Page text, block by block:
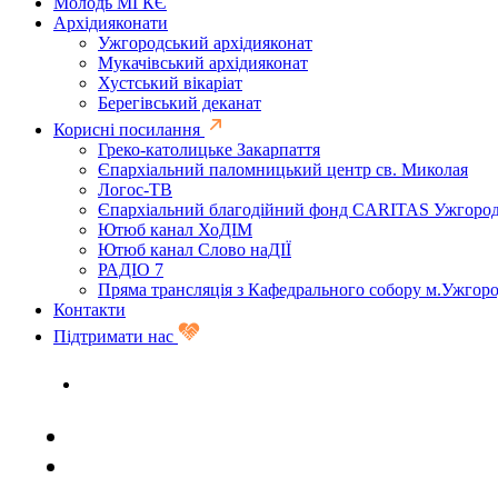
Архідияконати
Ужгородський архідияконат
Мукачівський архідияконат
Хустський вікаріат
Берегівський деканат
Корисні посилання
Греко-католицьке Закарпаття
Єпархіальний паломницький центр св. Миколая
Логос-ТВ
Єпархіальний благодійний фонд CARITAS
Ютюб канал ХоДІМ
Ютюб канал Слово наДІЇ
РАДІО 7
Пряма трансляція з Кафедрального собору
Контакти
Підтримати нас